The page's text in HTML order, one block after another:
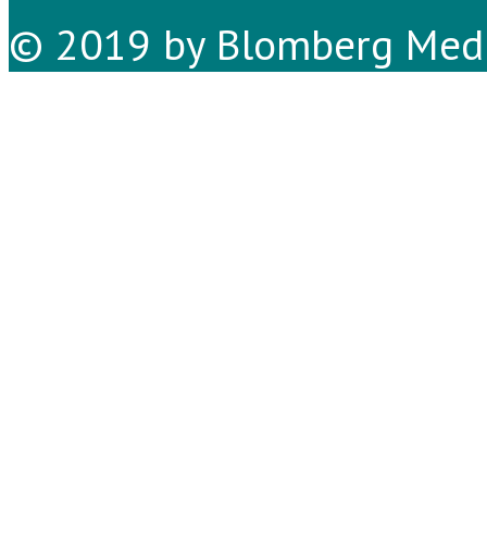
© 2019 by Blomberg